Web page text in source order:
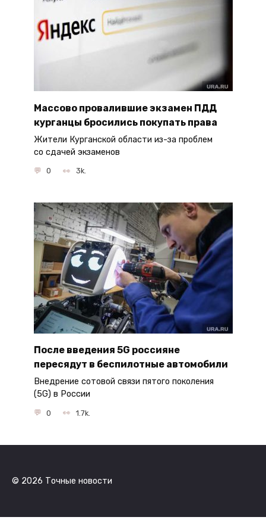
Массово провалившие экзамен ПДД
курганцы бросились покупать права
Жители Курганской области из-за проблем
со сдачей экзаменов
0 3k.
После введения 5G россияне
пересядут в беспилотные автомобили
Внедрение сотовой связи пятого поколения
(5G) в России
0 1.7k.
© 2026 Точные новости